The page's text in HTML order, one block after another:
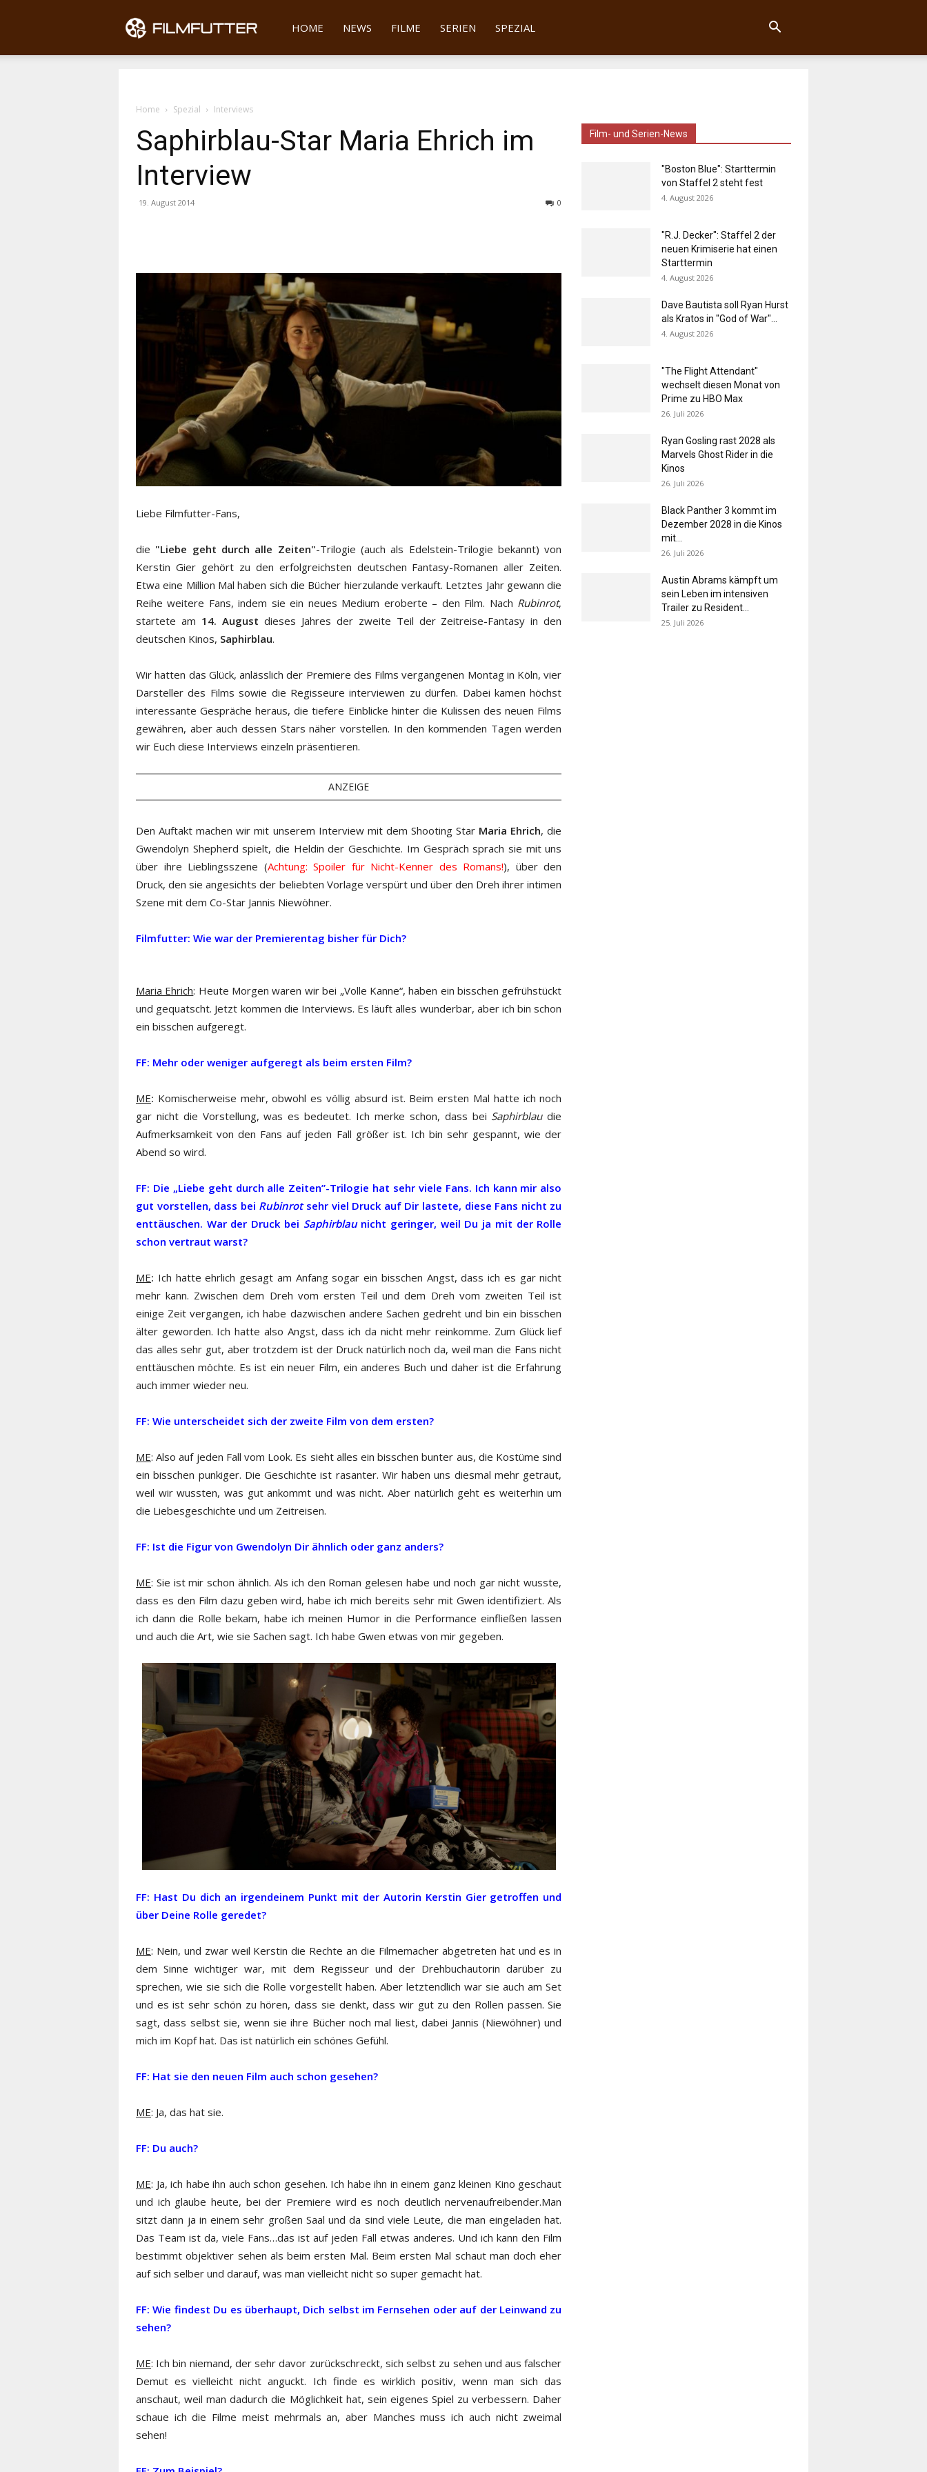
Filmfutter
HOME NEWS FILME SERIEN SPEZIAL
Home Spezial Interviews
Saphirblau-Star Maria Ehrich im
Interview
19. August 2014 0
Liebe Filmfutter-Fans,
die "Liebe geht durch alle Zeiten"-Trilogie (auch als Edelstein-Trilogie bekannt) von
Kerstin Gier gehört zu den erfolgreichsten deutschen Fantasy-Romanen aller Zeiten.
Etwa eine Million Mal haben sich die Bücher hierzulande verkauft. Letztes Jahr gewann die
Reihe weitere Fans, indem sie ein neues Medium eroberte – den Film. Nach Rubinrot,
startete am 14. August dieses Jahres der zweite Teil der Zeitreise-Fantasy in den
deutschen Kinos, Saphirblau.
Wir hatten das Glück, anlässlich der Premiere des Films vergangenen Montag in Köln, vier
Darsteller des Films sowie die Regisseure interviewen zu dürfen. Dabei kamen höchst
interessante Gespräche heraus, die tiefere Einblicke hinter die Kulissen des neuen Films
gewähren, aber auch dessen Stars näher vorstellen. In den kommenden Tagen werden
wir Euch diese Interviews einzeln präsentieren.
ANZEIGE
Den Auftakt machen wir mit unserem Interview mit dem Shooting Star Maria Ehrich, die
Gwendolyn Shepherd spielt, die Heldin der Geschichte. Im Gespräch sprach sie mit uns
über ihre Lieblingsszene (Achtung: Spoiler für Nicht-Kenner des Romans!), über den
Druck, den sie angesichts der beliebten Vorlage verspürt und über den Dreh ihrer intimen
Szene mit dem Co-Star Jannis Niewöhner.
Filmfutter: Wie war der Premierentag bisher für Dich?
Maria Ehrich: Heute Morgen waren wir bei „Volle Kanne“, haben ein bisschen gefrühstückt
und gequatscht. Jetzt kommen die Interviews. Es läuft alles wunderbar, aber ich bin schon
ein bisschen aufgeregt.
FF: Mehr oder weniger aufgeregt als beim ersten Film?
ME: Komischerweise mehr, obwohl es völlig absurd ist. Beim ersten Mal hatte ich noch
gar nicht die Vorstellung, was es bedeutet. Ich merke schon, dass bei Saphirblaudie
Aufmerksamkeit von den Fans auf jeden Fall größer ist. Ich bin sehr gespannt, wie der
Abend so wird.
FF: Die „Liebe geht durch alle Zeiten”-Trilogie hat sehr viele Fans. Ich kann mir also
gut vorstellen, dass bei Rubinrotsehr viel Druck auf Dir lastete, diese Fans nicht zu
enttäuschen. War der Druck bei Saphirblaunicht geringer, weil Du ja mit der Rolle
schon vertraut warst?
ME: Ich hatte ehrlich gesagt am Anfang sogar ein bisschen Angst, dass ich es gar nicht
mehr kann. Zwischen dem Dreh vom ersten Teil und dem Dreh vom zweiten Teil ist
einige Zeit vergangen, ich habe dazwischen andere Sachen gedreht und bin ein bisschen
älter geworden. Ich hatte also Angst, dass ich da nicht mehr reinkomme. Zum Glück lief
das alles sehr gut, aber trotzdem ist der Druck natürlich noch da, weil man die Fans nicht
enttäuschen möchte. Es ist ein neuer Film, ein anderes Buch und daher ist die Erfahrung
auch immer wieder neu.
FF: Wie unterscheidet sich der zweite Film von dem ersten?
ME: Also auf jeden Fall vom Look. Es sieht alles ein bisschen bunter aus, die Kostüme sind
ein bisschen punkiger. Die Geschichte ist rasanter. Wir haben uns diesmal mehr getraut,
weil wir wussten, was gut ankommt und was nicht. Aber natürlich geht es weiterhin um
die Liebesgeschichte und um Zeitreisen.
FF: Ist die Figur von Gwendolyn Dir ähnlich oder ganz anders?
ME: Sie ist mir schon ähnlich. Als ich den Roman gelesen habe und noch gar nicht wusste,
dass es den Film dazu geben wird, habe ich mich bereits sehr mit Gwen identifiziert. Als
ich dann die Rolle bekam, habe ich meinen Humor in die Performance einfließen lassen
und auch die Art, wie sie Sachen sagt. Ich habe Gwen etwas von mir gegeben.
FF: Hast Du dich an irgendeinem Punkt mit der Autorin Kerstin Gier getroffen und
über Deine Rolle geredet?
ME: Nein, und zwar weil Kerstin die Rechte an die Filmemacher abgetreten hat und es in
dem Sinne wichtiger war, mit dem Regisseur und der Drehbuchautorin darüber zu
sprechen, wie sie sich die Rolle vorgestellt haben. Aber letztendlich war sie auch am Set
und es ist sehr schön zu hören, dass sie denkt, dass wir gut zu den Rollen passen. Sie
sagt, dass selbst sie, wenn sie ihre Bücher noch mal liest, dabei Jannis (Niewöhner) und
mich im Kopf hat. Das ist natürlich ein schönes Gefühl.
FF: Hat sie den neuen Film auch schon gesehen?
ME: Ja, das hat sie.
FF: Du auch?
ME: Ja, ich habe ihn auch schon gesehen. Ich habe ihn in einem ganz kleinen Kino geschaut
und ich glaube heute, bei der Premiere wird es noch deutlich nervenaufreibender.Man
sitzt dann ja in einem sehr großen Saal und da sind viele Leute, die man eingeladen hat.
Das Team ist da, viele Fans…das ist auf jeden Fall etwas anderes. Und ich kann den Film
bestimmt objektiver sehen als beim ersten Mal. Beim ersten Mal schaut man doch eher
auf sich selber und darauf, was man vielleicht nicht so super gemacht hat.
FF: Wie findest Du es überhaupt, Dich selbst im Fernsehen oder auf der Leinwand zu
sehen?
ME: Ich bin niemand, der sehr davor zurückschreckt, sich selbst zu sehen und aus falscher
Demut es vielleicht nicht anguckt. Ich finde es wirklich positiv, wenn man sich das
anschaut, weil man dadurch die Möglichkeit hat, sein eigenes Spiel zu verbessern. Daher
schaue ich die Filme meist mehrmals an, aber Manches muss ich auch nicht zweimal
sehen!
Film- und Serien-News
"Boston Blue": Starttermin
von Staffel 2 steht fest
4. August 2026
"R.J. Decker": Staffel 2 der
neuen Krimiserie hat einen
Starttermin
4. August 2026
Dave Bautista soll Ryan Hurst
als Kratos in "God of War"...
4. August 2026
"The Flight Attendant"
wechselt diesen Monat von
Prime zu HBO Max
26. Juli 2026
Ryan Gosling rast 2028 als
Marvels Ghost Rider in die
Kinos
26. Juli 2026
Black Panther 3 kommt im
Dezember 2028 in die Kinos
mit...
26. Juli 2026
Austin Abrams kämpft um
sein Leben im intensiven
Trailer zu Resident...
25. Juli 2026